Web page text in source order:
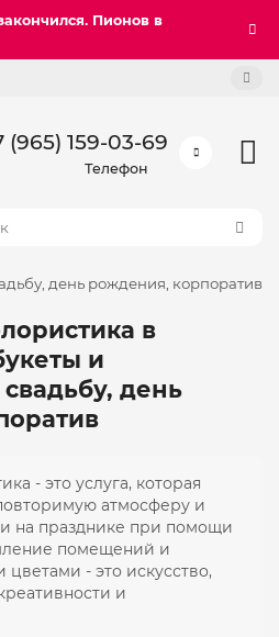
Пионов в
(965) 159-03-69
Телефон
день рождения, корпоратив
в
и
день
- это услуга, которая
атмосферу и
на празднике при помощи
помещений и
- это искусство,
и